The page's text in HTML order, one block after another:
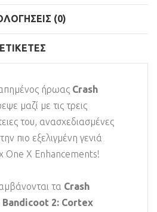
(0)
ΕΤΙΚΈΤΕΣ
ήρωας Crash
μαζί με τις τρεις
του, ανασχεδιασμένες
πιο εξελιγμένη γενιά
One X Enhancements!
τα Crash
Bandicoot 2: Cortex